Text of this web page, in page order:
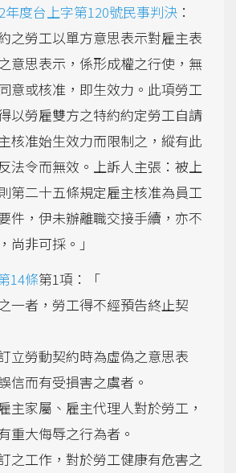
年度台上字第120號民事判決 ：
之勞工以單方意思表示對雇主表
意思表示，係形成權之行使，無
意或核准，即生效力。此項勞工
以勞雇雙方之特約約定勞工自請
核准始生效力而限制之，縱有此
法令而無效。上訴人主張：被上
第二十五條規定雇主核准為員工
件，伊未辦離職交接手續，亦不
尚非可採。」
14條第1項：「
一者，勞工得不經預告終止契
立勞動契約時為虛偽之意思表
信而有受損害之虞者。
主家屬、雇主代理人對於勞工，
重大侮辱之行為者。
之工作，對於勞工健康有危害之